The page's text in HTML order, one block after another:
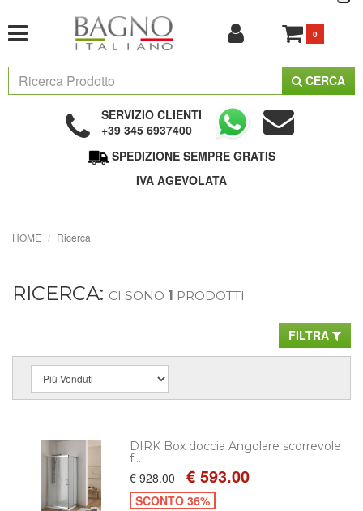
0
CERCA
SERVIZIO CLIENTI
+39 345 6937400
SPEDIZIONE SEMPRE GRATIS
IVA AGEVOLATA
HOME Ricerca
RICERCA: CI SONO 1 PRODOTTI
FILTRA
DIRK Box doccia Angolare scorrevole
f...
€ 928.00 € 593.00
SCONTO 36%